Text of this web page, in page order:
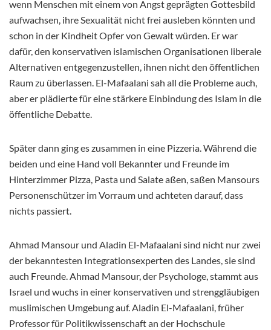
wenn Menschen mit einem von Angst geprägten Gottesbild
aufwachsen, ihre Sexualität nicht frei ausleben könnten und
schon in der Kindheit Opfer von Gewalt würden. Er war
dafür, den konservativen islamischen Organisationen liberale
Alternativen entgegenzustellen, ihnen nicht den öffentlichen
Raum zu überlassen. El-Mafaalani sah all die Probleme auch,
aber er plädierte für eine stärkere Einbindung des Islam in die
öffentliche Debatte.
Später dann ging es zusammen in eine Pizzeria. Während die
beiden und eine Hand voll Bekannter und Freunde im
Hinterzimmer Pizza, Pasta und Salate aßen, saßen Mansours
Personenschützer im Vorraum und achteten darauf, dass
nichts passiert.
Ahmad Mansour und Aladin El-Mafaalani sind nicht nur zwei
der bekanntesten Integrationsexperten des Landes, sie sind
auch Freunde. Ahmad Mansour, der Psychologe, stammt aus
Israel und wuchs in einer konservativen und strenggläubigen
muslimischen Umgebung auf. Aladin El-Mafaalani, früher
Professor für Politikwissenschaft an der Hochschule